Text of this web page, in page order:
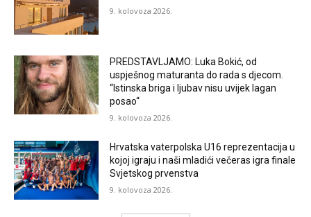
9. kolovoza 2026.
PREDSTAVLJAMO: Luka Bokić, od
uspješnog maturanta do rada s djecom.
“Istinska briga i ljubav nisu uvijek lagan
posao“
9. kolovoza 2026.
Hrvatska vaterpolska U16 reprezentacija u
kojoj igraju i naši mladići večeras igra finale
Svjetskog prvenstva
9. kolovoza 2026.